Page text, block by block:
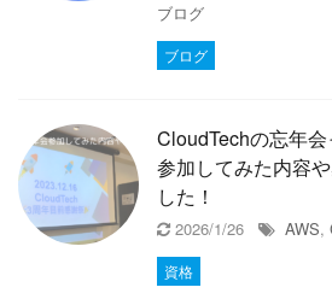
ブログ
ブログ
CloudTechの忘年
参加してみた内容
した！
2026/1/26 AWS,
資格